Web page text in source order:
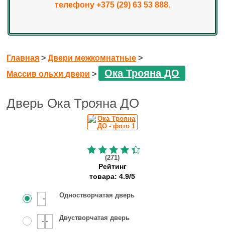
телефону +375 (29) 63 53 888.
Главная > Двери межкомнатные >
Массив ольхи двери > Ока Трояна ДО
Дверь Ока Трояна ДО
(271)
Рейтинг
товара:4.9/5
Одностворчатая дверь
Двустворчатая дверь